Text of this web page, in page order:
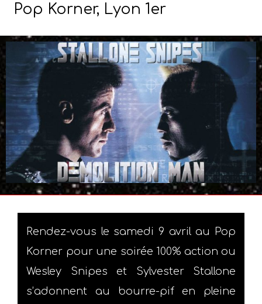
Pop Korner, Lyon 1er
Rendez-vous le samedi 9 avril au Pop
Korner pour une soirée 100% action ou
Wesley Snipes et Sylvester Stallone
s’adonnent au bourre-pif en pleine